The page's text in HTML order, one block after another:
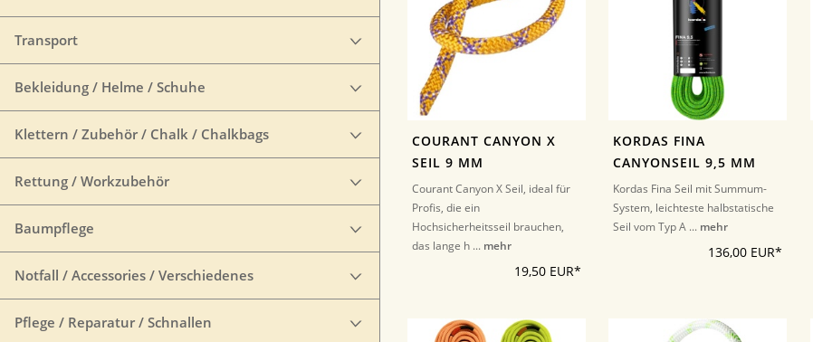
Transport
Bekleidung / Helme / Schuhe
Klettern / Zubehör / Chalk / Chalkbags
Rettung / Workzubehör
Baumpflege
Notfall / Accessories / Verschiedenes
Pflege / Reparatur / Schnallen
COURANT CANYON X
SEIL 9 MM
Courant Canyon X Seil, ideal für
Profis, die ein
Hochsicherheitsseil brauchen,
das lange h ... mehr
19,50 EUR*
KORDAS FINA
CANYONSEIL 9,5 MM
Kordas Fina Seil mit Summum-
System, leichteste halbstatische
Seil vom Typ A ... mehr
136,00 EUR*